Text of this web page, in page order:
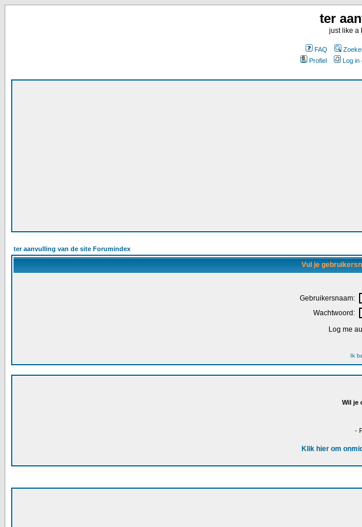
ter
just like a
FAQ
Profiel
Log in
ter aanvulling van de site Forumindex
Vul je
Gebruikersnaam:
Wachtwoord:
Log me
Ik
Wil je
-
Klik hier om